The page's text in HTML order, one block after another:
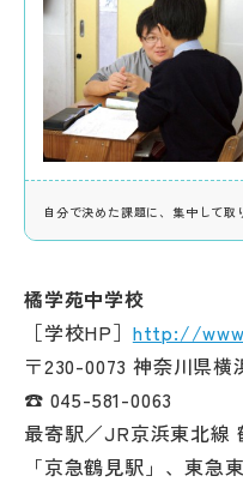
自分で決めた課題に、集中して
橘学苑中学校
［学校HP］ http://
〒230-0073 神奈川県
☎ 045-581-0063
最寄駅／JR京浜東北線
「京急鶴見駅」、東急